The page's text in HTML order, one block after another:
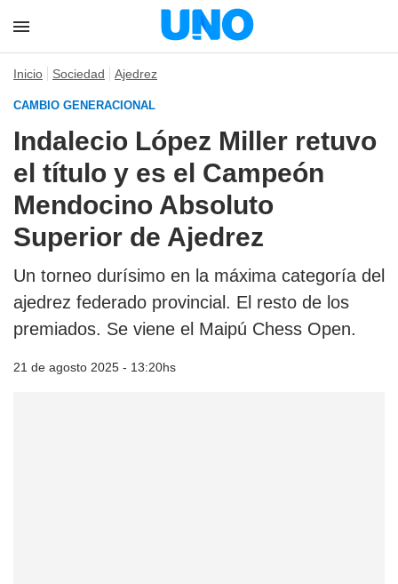
Inicio Sociedad Ajedrez
CAMBIO GENERACIONAL
Indalecio López Miller retuvo
el título y es el Campeón
Mendocino Absoluto
Superior de Ajedrez
Un torneo durísimo en la máxima categoría del
ajedrez federado provincial. El resto de los
premiados. Se viene el Maipú Chess Open.
21 de agosto 2025 - 13:20hs